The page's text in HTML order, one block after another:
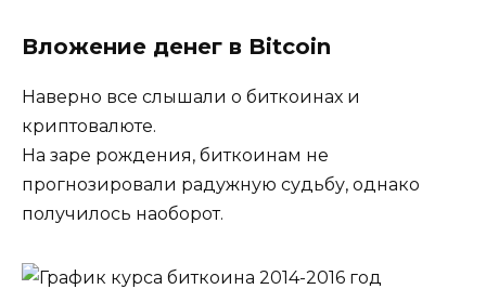
Вложение денег в Bitcoin
Наверно все слышали о биткоинах и
криптовалюте.
На заре рождения, биткоинам не
прогнозировали радужную судьбу, однако
получилось наоборот.